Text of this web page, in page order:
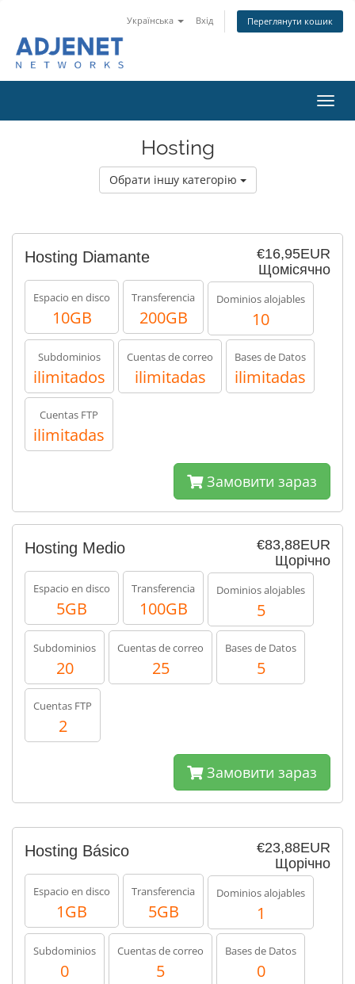
Українська Вхід Переглянути кошик
Hosting
Обрати іншу категорію
€16,95EUR
Щомісячно
Hosting Diamante
Espacio en disco
10GB
Transferencia
200GB
Dominios alojables
10
Subdominios
ilimitados
Cuentas de correo
ilimitadas
Bases de Datos
ilimitadas
Cuentas FTP
ilimitadas
Замовити зараз
€83,88EUR
Щорічно
Hosting Medio
Espacio en disco
5GB
Transferencia
100GB
Dominios alojables
5
Subdominios
20
Cuentas de correo
25
Bases de Datos
5
Cuentas FTP
2
Замовити зараз
€23,88EUR
Щорічно
Hosting Básico
Espacio en disco
1GB
Transferencia
5GB
Dominios alojables
1
Subdominios
0
Cuentas de correo
5
Bases de Datos
0